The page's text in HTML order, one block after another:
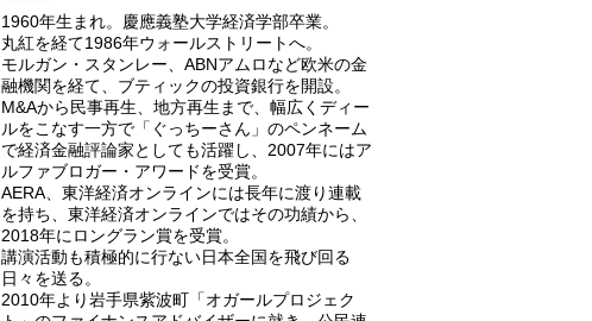
1960年生まれ。慶應義塾大学経済学部卒業。
丸紅を経て1986年ウォールストリートへ。
モルガン・スタンレー、ABNアムロなど欧米の金
融機関を経て、ブティックの投資銀行を開設。
M&Aから民事再生、地方再生まで、幅広くディー
ルをこなす一方で「ぐっちーさん」のペンネーム
で経済金融評論家としても活躍し、2007年にはア
ルファブロガー・アワードを受賞。
AERA、東洋経済オンラインには長年に渡り連載
を持ち、東洋経済オンラインではその功績から、
2018年にロングラン賞を受賞。
講演活動も積極的に行ない日本全国を飛び回る
日々を送る。
2010年より岩手県紫波町「オガールプロジェク